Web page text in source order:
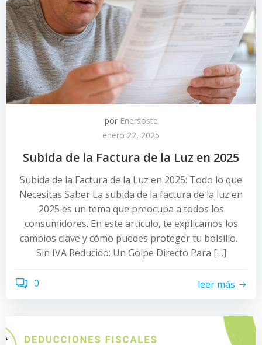
por Enersoste
enero 22, 2025
Subida de la Factura de la Luz en 2025
Subida de la Factura de la Luz en 2025: Todo lo que
Necesitas Saber La subida de la factura de la luz en
2025 es un tema que preocupa a todos los
consumidores. En este artículo, te explicamos los
cambios clave y cómo puedes proteger tu bolsillo.
Sin IVA Reducido: Un Golpe Directo Para […]
0 leer más